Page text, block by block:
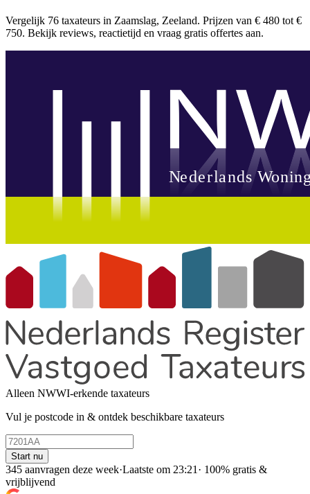
Vergelijk 76 taxateurs in Zaamslag, Zeeland. Prijzen van € 480 tot €
750. Bekijk reviews, reactietijd en vraag gratis offertes aan.
Alleen NWWI-erkende taxateurs
Vul je postcode in & ontdek beschikbare taxateurs
Start nu
345 aanvragen deze week·Laatste om 23:21 · 100% gratis &
vrijblijvend